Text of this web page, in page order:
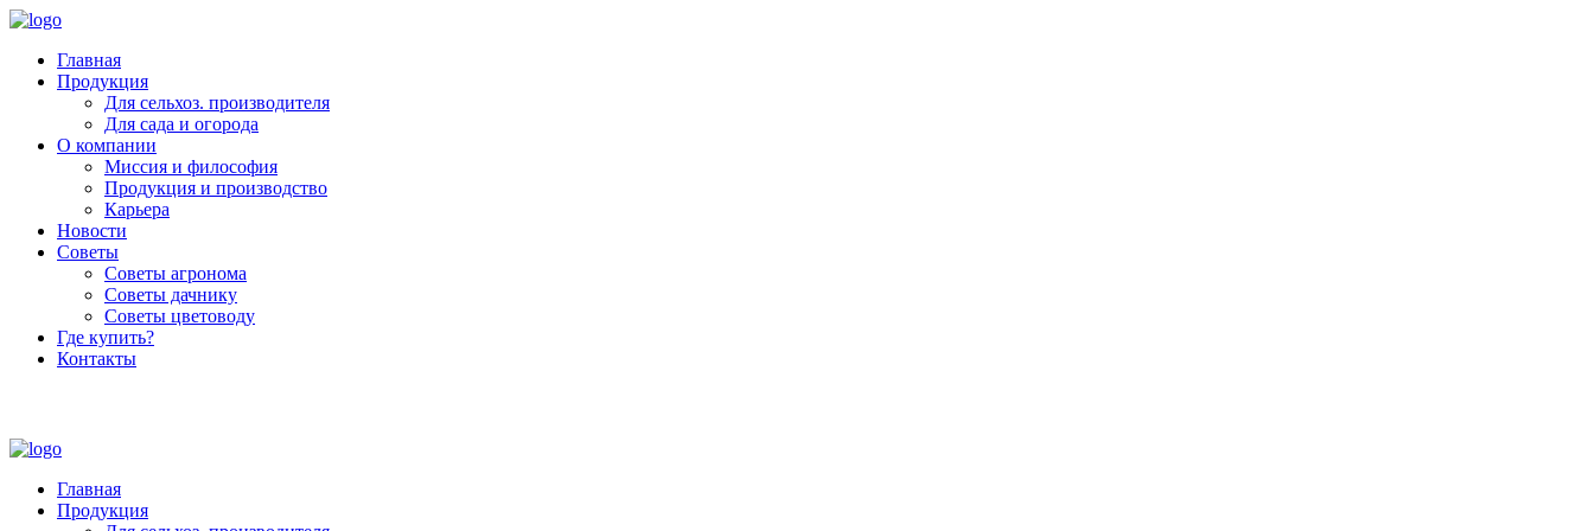
Главная
Продукция
Для сельхоз. производителя
Для сада и огорода
О компании
Миссия и философия
Продукция и производство
Карьера
Новости
Советы
Советы агронома
Советы дачнику
Советы цветоводу
Где купить?
Контакты
Главная
Продукция